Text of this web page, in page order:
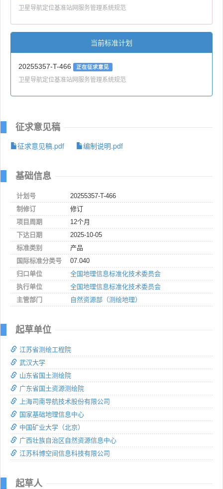
卫星导航定位基准站网服务管理系统规范
当前标准计划
20255357-T-466 正在征求意见
卫星导航定位基准站网服务管理系统规范
征求意见稿
征求意见稿.pdf
编制说明.pdf
基础信息
计划号
20255357-T-466
制修订
修订
项目周期
12个月
下达日期
2025-10-05
标准类别
产品
国际标准分类号
07.040
归口单位
全国地理信息标准化技术委员会
执行单位
全国地理信息标准化技术委员会
主管部门
自然资源部（测绘地理）
起草单位
江苏省测绘工程院
武汉大学
山东省国土测绘院
广东省国土资源测绘院
上海司南导航技术股份有限公司
国家基础地理信息中心
中国矿业大学（北京）
广西壮族自治区自然资源信息中心
江苏科博空间信息科技有限公司
起草人